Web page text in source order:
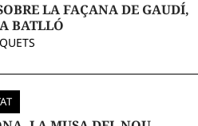
LA FAÇANA DE GAUDÍ,
BATLLÓ